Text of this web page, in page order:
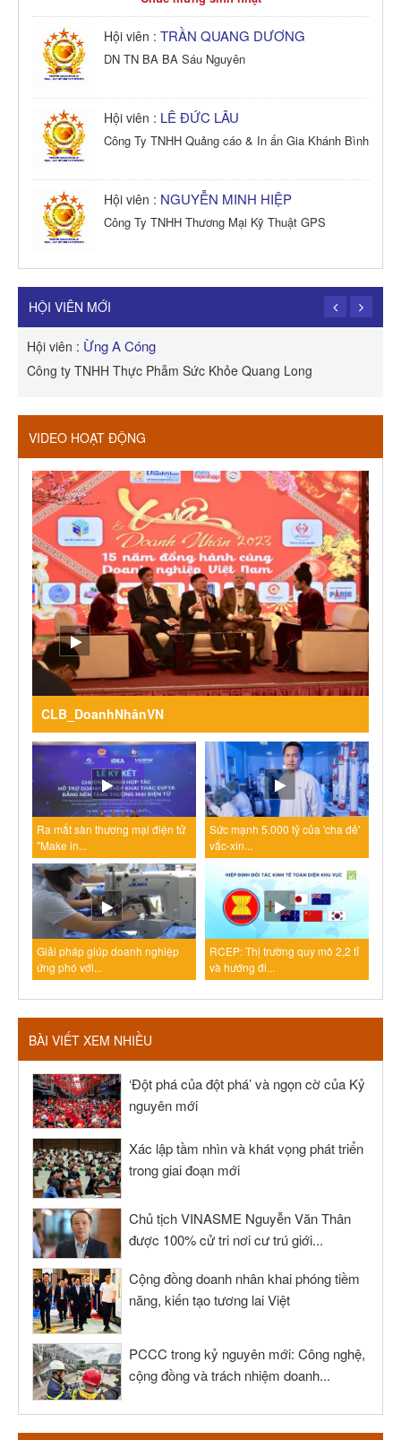
Hội viên : TRẦN QUANG DƯƠNG
DN TN BA BA Sáu Nguyên
Hội viên : LÊ ĐỨC LÂU
Công Ty TNHH Quảng cáo & In ấn Gia Khánh Bình
Hội viên : NGUYỄN MINH HIỆP
Công Ty TNHH Thương Mại Kỹ Thuật GPS
Công Ty TNHH Dịch vụ Cuộc Sống Hạnh Phúc
HỘI VIÊN MỚI
Hội viên : Ừng A Cóng
Công ty TNHH Thực Phẫm Sức Khỏe Quang Long
VIDEO HOẠT ĐỘNG
CLB_DoanhNhânVN
Ra mắt sàn thương mại điện tử
"Make in...
Sức mạnh 5.000 tỷ của 'cha đẻ'
vắc-xin...
Giải pháp giúp doanh nghiệp
ứng phó với...
RCEP: Thị trường quy mô 2,2 tỉ
và hướng đi...
BÀI VIẾT XEM NHIỀU
‘Đột phá của đột phá’ và ngọn cờ của Kỷ
nguyên mới
Xác lập tầm nhìn và khát vọng phát triển
trong giai đoạn mới
Chủ tịch VINASME Nguyễn Văn Thân
được 100% cử tri nơi cư trú giới...
Cộng đồng doanh nhân khai phóng tiềm
năng, kiến tạo tương lai Việt
PCCC trong kỷ nguyên mới: Công nghệ,
cộng đồng và trách nhiệm doanh...